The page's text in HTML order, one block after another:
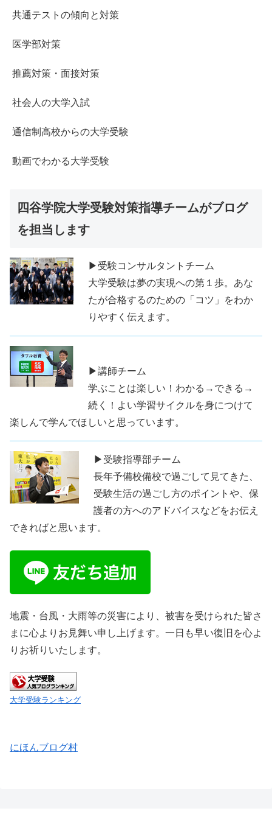
共通テストの傾向と対策
医学部対策
推薦対策・面接対策
社会人の大学入試
通信制高校からの大学受験
動画でわかる大学受験
四谷学院大学受験対策指導チームがブログ
を担当します
▶受験コンサルタントチーム
大学受験は夢の実現への第１歩。あな
たが合格するのための「コツ」をわか
りやすく伝えます。
▶講師チーム
学ぶことは楽しい！わかる→できる→
続く！よい学習サイクルを身につけて
楽しんで学んでほしいと思っています。
▶受験指導部チーム
長年予備校備校で過ごして見てきた、
受験生活の過ごし方のポイントや、保
護者の方へのアドバイスなどをお伝え
できればと思います。
地震・台風・大雨等の災害により、被害を受けられた皆さ
まに心よりお見舞い申し上げます。一日も早い復旧を心よ
りお祈りいたします。
大学受験ランキング
にほんブログ村